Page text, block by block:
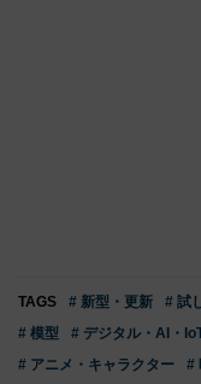
TAGS # 新型・更新 # 試
# 模型
# デジタル・AI・
# アニメ・キャラクター
#